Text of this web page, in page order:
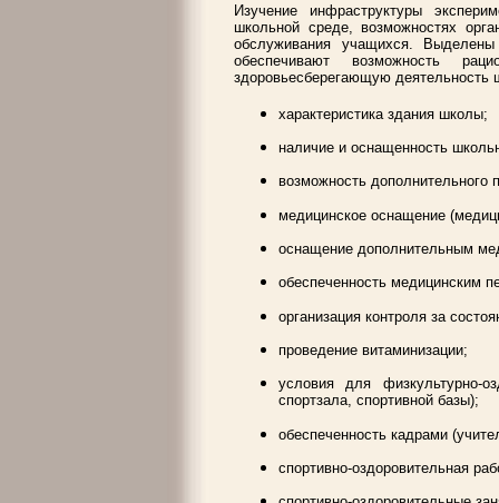
Изучение инфраструктуры
школьной среде, возможностях
обслуживания учащихся. Выделены
обеспечивают возможность
здоровьесберегающую деятельность
характеристика здания школы;
наличие и оснащенность
возможность дополнительного
медицинское оснащение
оснащение дополнительным
обеспеченность медицинским
организация контроля за
проведение витаминизации;
условия для физкультурно-
спортзала, спортивной базы);
обеспеченность кадрами
спортивно-оздоровительная